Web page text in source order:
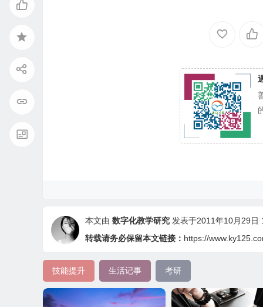
本文由 数字化教学研究 发表于2011年10月29日
转载请务必保留本文链接： https://
技能提升 生活记事 考研